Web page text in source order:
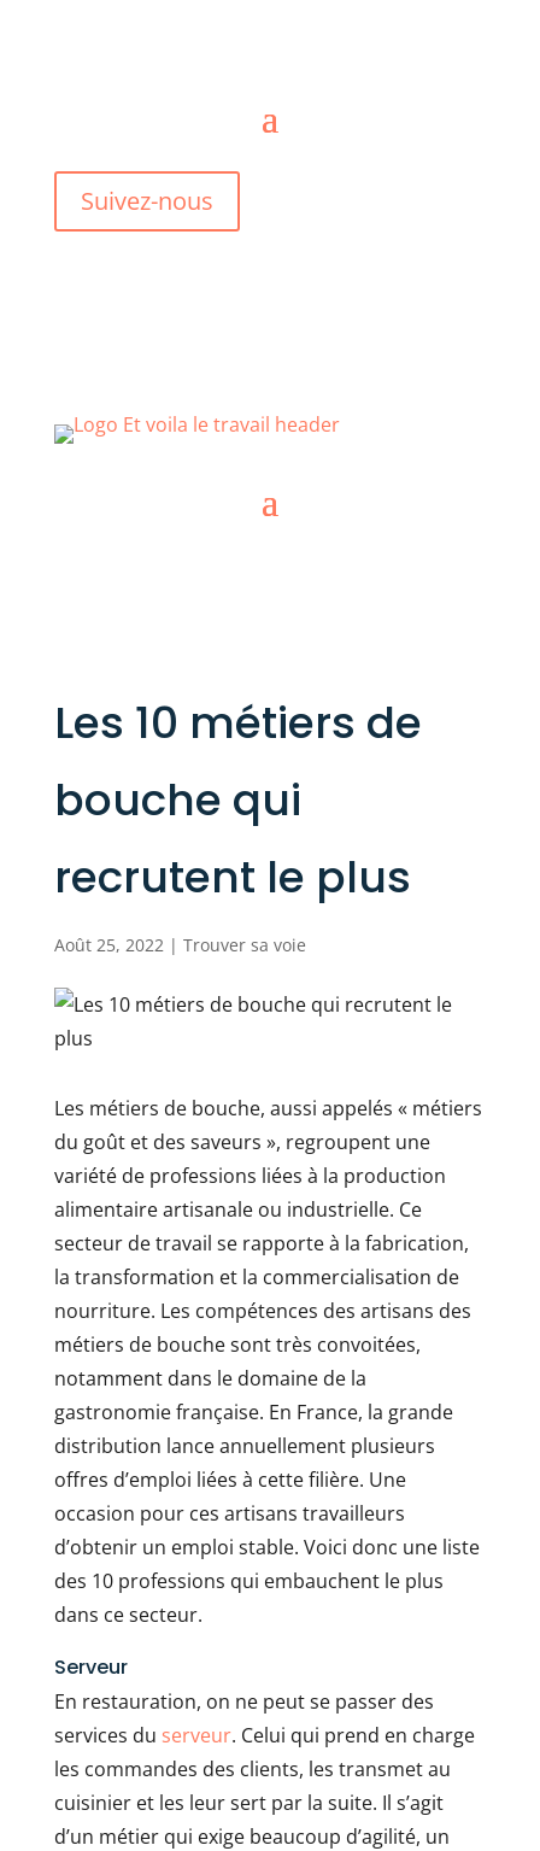
Suivez-nous
Les 10 métiers de
bouche qui
recrutent le plus
Août 25, 2022| Trouver sa voie
Les métiers de bouche, aussi appelés « métiers
du goût et des saveurs », regroupent une
variété de professions liées à la production
alimentaire artisanale ou industrielle. Ce
secteur de travail se rapporte à la fabrication,
la transformation et la commercialisation de
nourriture. Les compétences des artisans des
métiers de bouche sont très convoitées,
notamment dans le domaine de la
gastronomie française. En France, la grande
distribution lance annuellement plusieurs
offres d’emploi liées à cette filière. Une
occasion pour ces artisans travailleurs
d’obtenir un emploi stable. Voici donc une liste
des 10 professions qui embauchent le plus
dans ce secteur.
Serveur
En restauration, on ne peut se passer des
services du serveur. Celui qui prend en charge
les commandes des clients, les transmet au
cuisinier et les leur sert par la suite. Il s’agit
d’un métier qui exige beaucoup d’agilité, un